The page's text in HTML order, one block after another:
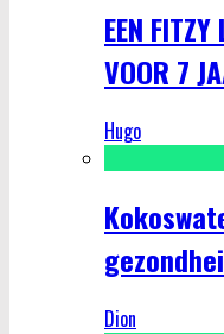
EEN
VOOR 7
Hugo
Dion